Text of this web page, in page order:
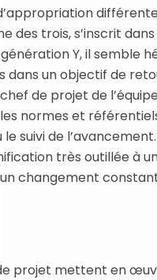
des trois, s’inscrit
Y, il semble
dans un objectif de
de projet de
normes et
suivi de
très outillée à
un changement
projet mettent en